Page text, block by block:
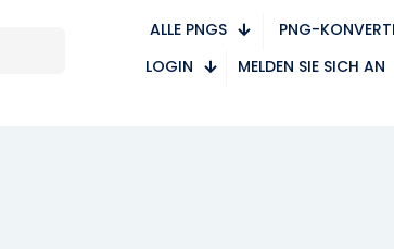
ALLE PNGS PNG-
LOGIN
MELDEN SIE SICH AN